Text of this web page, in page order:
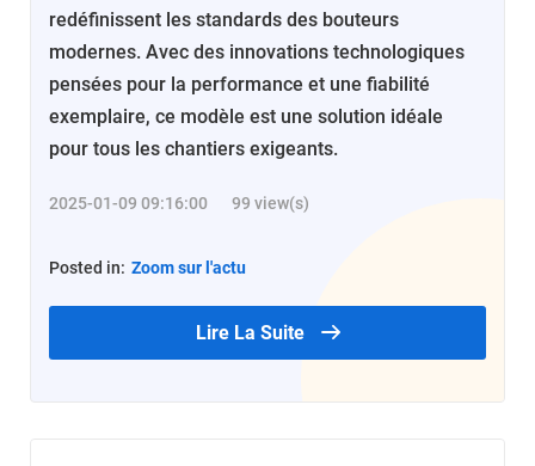
redéfinissent les standards des bouteurs
modernes. Avec des innovations technologiques
pensées pour la performance et une fiabilité
exemplaire, ce modèle est une solution idéale
pour tous les chantiers exigeants.
2025-01-09 09:16:00 99 view(s)
Posted in: Zoom sur l'actu
Lire La Suite